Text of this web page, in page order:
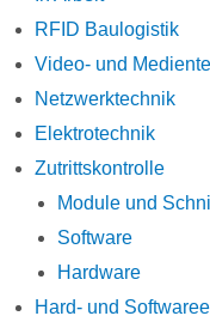
RFID Baulogistik
Video- und
Netzwerktechnik
Elektrotechnik
Zutrittskontrolle
Module und
Software
Hardware
Hard- und